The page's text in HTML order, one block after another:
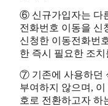
⑥ 신규가입자는 다
전화번호 이동을 신
신청한 이동전화번
한 즉시 필요한 조
⑦ 기존에 사용하던
부여하지 않으며,
호로 전환하고자 하